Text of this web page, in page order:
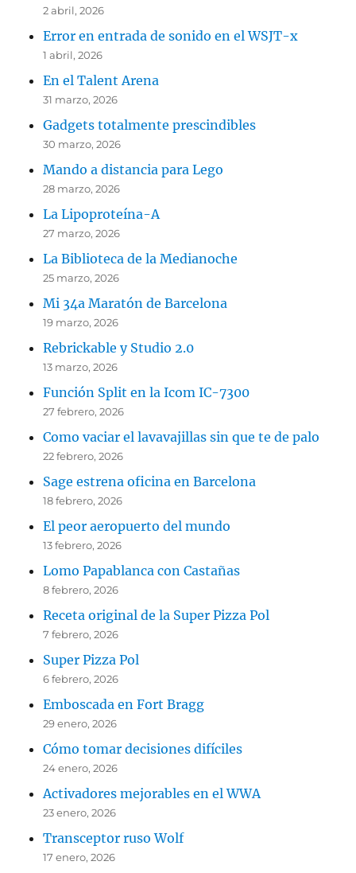
2 abril, 2026
Error en entrada de sonido en el WSJT-x
1 abril, 2026
En el Talent Arena
31 marzo, 2026
Gadgets totalmente prescindibles
30 marzo, 2026
Mando a distancia para Lego
28 marzo, 2026
La Lipoproteína-A
27 marzo, 2026
La Biblioteca de la Medianoche
25 marzo, 2026
Mi 34a Maratón de Barcelona
19 marzo, 2026
Rebrickable y Studio 2.0
13 marzo, 2026
Función Split en la Icom IC-7300
27 febrero, 2026
Como vaciar el lavavajillas sin que te de palo
22 febrero, 2026
Sage estrena oficina en Barcelona
18 febrero, 2026
El peor aeropuerto del mundo
13 febrero, 2026
Lomo Papablanca con Castañas
8 febrero, 2026
Receta original de la Super Pizza Pol
7 febrero, 2026
Super Pizza Pol
6 febrero, 2026
Emboscada en Fort Bragg
29 enero, 2026
Cómo tomar decisiones difíciles
24 enero, 2026
Activadores mejorables en el WWA
23 enero, 2026
Transceptor ruso Wolf
17 enero, 2026